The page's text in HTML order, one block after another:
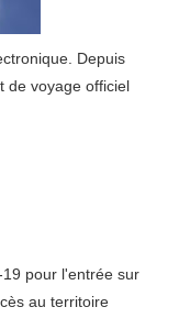
Depuis
de voyage officiel
pour l'entrée sur
au territoire